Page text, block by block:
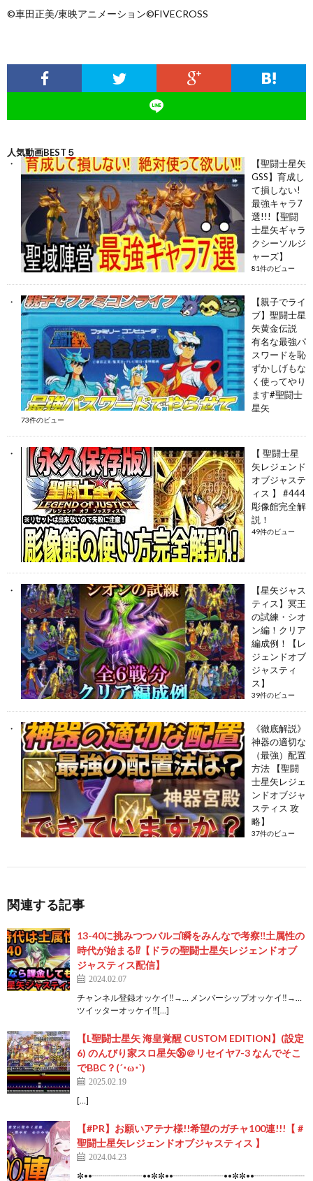
©車田正美/東映アニメーション©FIVECROSS
人気動画BEST５
【聖闘士星矢
GSS】育成し
て損しない!
最強キャラ7
選!!!【聖闘
士星矢ギャラ
クシーソルジ
ャーズ】
81件のビュー
【親子でライ
ブ】聖闘士星
矢黄金伝説
有名な最強パ
スワードを恥
ずかしげもな
く使ってやり
ます#聖闘士
星矢
73件のビュー
【 聖闘士星
矢レジェンド
オブジャステ
ィス 】 #444
彫像館完全解
説！
49件のビュー
【星矢ジャス
ティス】冥王
の試練・シオ
ン編！クリア
編成例！【レ
ジェンドオブ
ジャスティ
ス】
39件のビュー
《徹底解説》
神器の適切な
（最強）配置
方法 【聖闘
士星矢レジェ
ンドオブジャ
スティス 攻
略】
37件のビュー
関連する記事
13-40に挑みつつバルゴ瞬をみんなで考察‼土属性の
時代が始まる⁉【ドラの聖闘士星矢レジェンドオブ
ジャスティス配信】
2024.02.07
チャンネル登録オッケイ‼→…​ メンバーシップオッケイ‼→…​
ツイッターオッケイ‼[…]
【L聖闘士星矢 海皇覚醒 CUSTOM EDITION】(設定
6) のんびり家スロ星矢㊱＠リセイヤ7-3 なんでそこ
でBBC？(´･ω･`)
2025.02.19
[…]
【#PR】お願いアテナ様!!希望のガチャ100連!!!【 #
聖闘士星矢レジェンドオブジャスティス 】
2024.04.23
✼••┈┈┈┈┈┈••✼✼••┈┈┈┈┈┈••✼✼••┈┈┈┈┈┈